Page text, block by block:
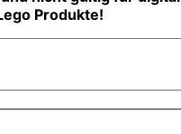
Produkte!